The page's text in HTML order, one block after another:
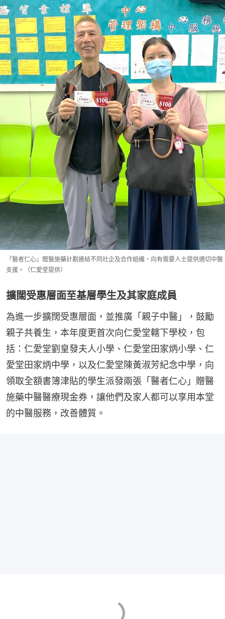
「醫者仁心」贈醫施藥計劃連結不同社企及合作組織，向有需要人士提供適切中醫
支援。（仁愛堂提供）
擴闊受惠層面至基層學生及其家庭成員
為進一步擴闊受惠層面，並推廣「親子中醫」，鼓勵
親子共養生，本年度更首次向仁愛堂轄下學校，包
括：仁愛堂劉皇發夫人小學、仁愛堂田家炳小學、仁
愛堂田家炳中學，以及仁愛堂陳黃淑芳紀念中學，向
領取全額書簿津貼的學生派發兩張「醫者仁心」贈醫
施藥中醫醫療現金券，讓他們及家人都可以享用本堂
的中醫服務，改善體質。